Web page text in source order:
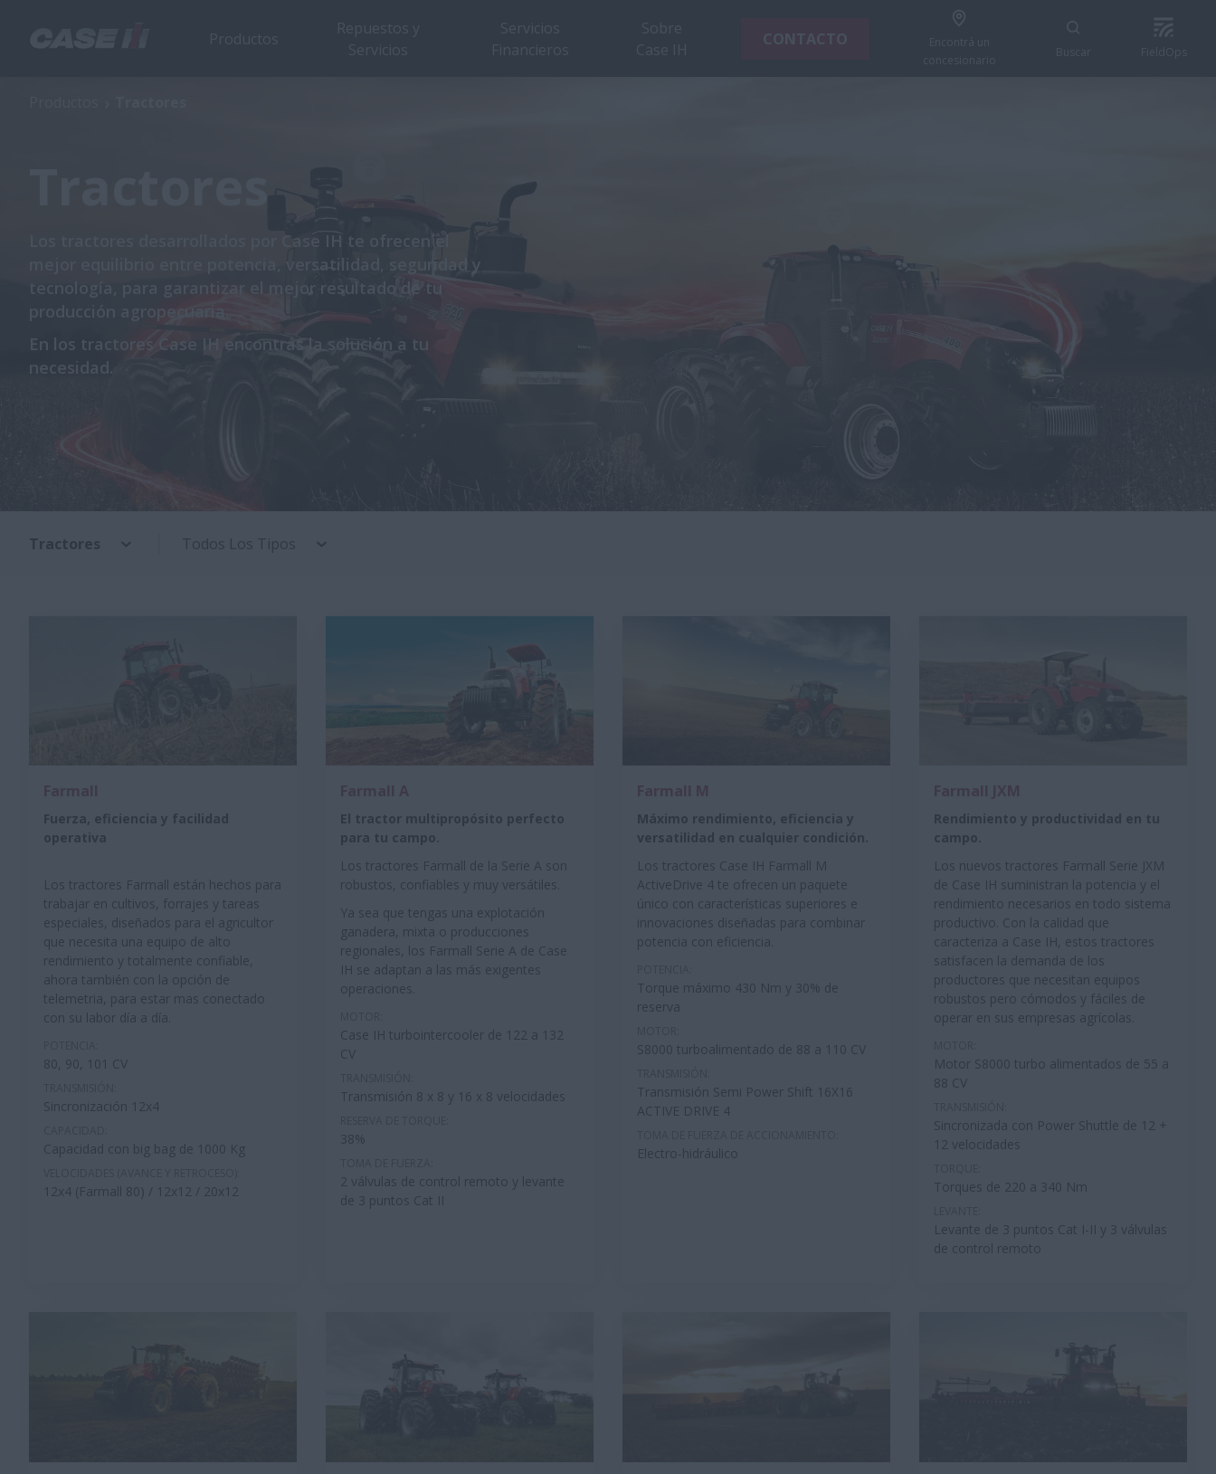
Los tractores desarrollados por Case IH te ofrecen el
mejor equilibrio entre potencia, versatilidad, seguridad y
tecnología, para garantizar el mejor resultado de tu
En los tractores Case IH encontrás la solución a tu
necesidad.
Tractores Todos Los Tipos
Fuerza, eficiencia y facilidad
operativa
Los tractores Farmall están hechos para
trabajar en cultivos, forrajes y tareas
especiales, diseñados para el agricultor
que necesita una equipo de alto
rendimiento y totalmente confiable,
ahora también con la opción de
telemetria, para estar mas conectado
con su labor día a día.
80, 90, 101 CV
Sincronización 12x4
Capacidad con big bag de 1000 Kg
12x4 (Farmall 80) / 12x12 / 20x12
El tractor multipropósito perfecto
para tu campo.
Los tractores Farmall de la Serie A son
robustos, confiables y muy versátiles.
Ya sea que tengas una explotación
ganadera, mixta o producciones
regionales, los Farmall Serie A de Case
IH se adaptan a las más exigentes
operaciones.
Case IH turbointercooler de 122 a 132
CV
Transmisión 8 x 8 y 16 x 8 velocidades
38%
2 válvulas de control remoto y levante
de 3 puntos Cat II
Máximo rendimiento, eficiencia y
versatilidad en cualquier condición.
Los tractores Case IH Farmall M
ActiveDrive 4 te ofrecen un paquete
único con características superiores e
innovaciones diseñadas para combinar
potencia con eficiencia.
Torque máximo 430 Nm y 30% de
reserva
S8000 turboalimentado de 88 a 110 CV
Transmisión Semi Power Shift 16X16
ACTIVE DRIVE 4
Electro-hidráulico
Rendimiento y productividad en tu
campo.
Los nuevos tractores Farmall Serie JXM
de Case IH suministran la potencia y el
rendimiento necesarios en todo sistema
productivo. Con la calidad que
caracteriza a Case IH, estos tractores
satisfacen la demanda de los
productores que necesitan equipos
robustos pero cómodos y fáciles de
operar en sus empresas agrícolas.
Motor S8000 turbo alimentados de 55 a
88 CV
Sincronizada con Power Shuttle de 12 +
12 velocidades
Torques de 220 a 340 Nm
Levante de 3 puntos Cat I-II y 3 válvulas
de control remoto